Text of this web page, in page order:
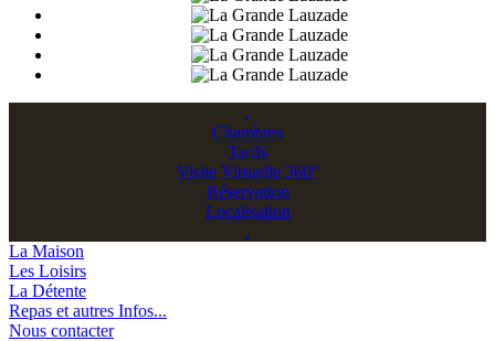
.
Chambres
Tarifs
Visite Virtuelle 360°
Réservation
Localisation
.
La Maison
Les Loisirs
La Détente
Repas et autres Infos...
Nous contacter